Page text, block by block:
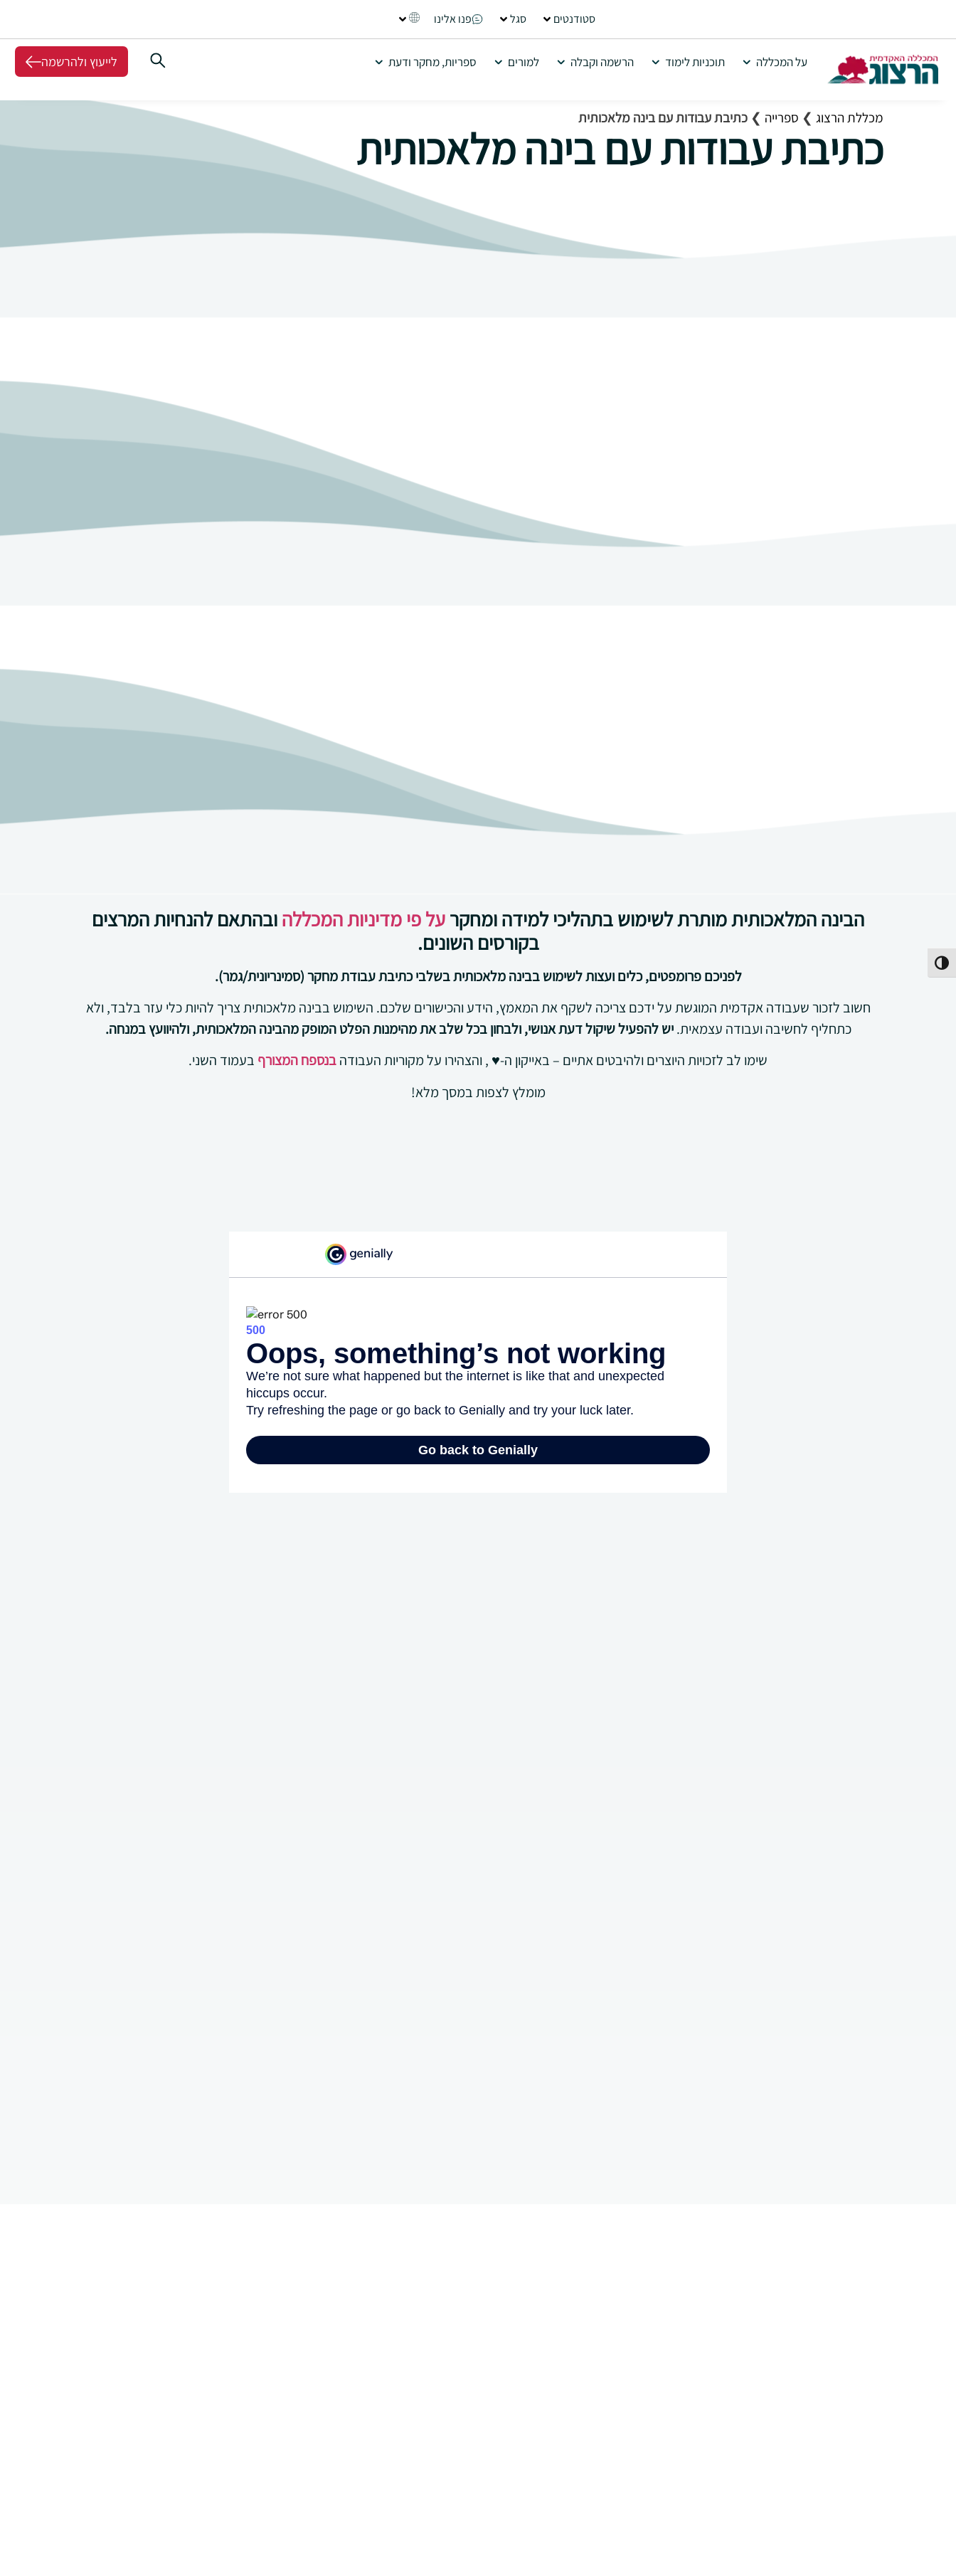
הפעל/כבה ניגודיות גבוהה
סטודנטים סגל פנו אלינו
על המכללה תוכניות לימוד הרשמה וקבלה למורים ספריות, מחקר ודעת לייעוץ ולהרשמה
כתיבת עבודות עם בינה מלאכותית
מכללת הרצוג ❯ ספרייה ❯ כתיבת עבודות עם בינה מלאכותית
הבינה המלאכותית מותרת לשימוש בתהליכי למידה ומחקרעל פי מדיניות המכללהובהתאם להנחיות המרצים
בקורסים השונים.
לפניכם פרומפטים, כלים ועצות לשימוש בבינה מלאכותית בשלבי כתיבת עבודת מחקר (סמינריונית/גמר).
חשוב לזכור שעבודה אקדמית המוגשת על ידכם צריכה לשקף את המאמץ, הידע והכישורים שלכם. השימוש בבינה מלאכותית צריך להיות כלי עזר בלבד, ולא
כתחליף לחשיבה ועבודה עצמאית.יש להפעיל שיקול דעת אנושי, ולבחון בכל שלב את מהימנות הפלט המופק מהבינה המלאכותית, ולהיוועץ במנחה.
שימו לב לזכויות היוצרים ולהיבטים אתיים – באייקון ה-♥ , והצהירו על מקוריות העבודהבנספח המצורף בעמוד השני.
מומלץ לצפות במסך מלא!